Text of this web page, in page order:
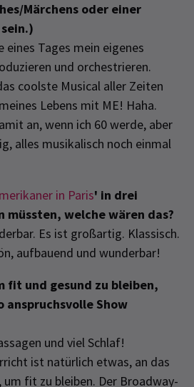
Märchens oder einer
eines Tages mein eigenes
und orchestrieren.
coolste Musical aller Zeiten
Lebens mit ME! Haha.
an, wenn ich 60 werde, aber
alles musikalisch noch einmal
in Paris' in drei
müssten, welche wären das?
Es ist großartig. Klassisch.
aufbauend und wunderbar!
fit und gesund zu bleiben,
anspruchsvolle Show
und viel Schlaf!
ist natürlich etwas, an das
fit zu bleiben. Der Broadway-